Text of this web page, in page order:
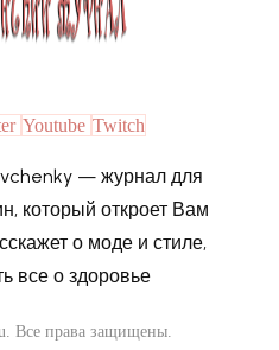
Youtube Twitch
— журнал для
который откроет Вам
о моде и стиле,
все о здоровье
Все права защищены.